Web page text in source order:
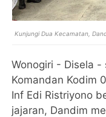
Kunjungi Dua Kecamatan,
Wonogiri - Disela -
Komandan Kodim
Inf Edi Ristriyono
jajaran, Dandim